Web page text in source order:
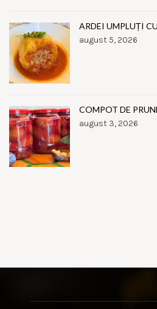
ARDEI UMPLUȚI
august 5, 2026
COMPOT DE
august 3, 2026